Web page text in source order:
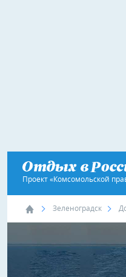
Проект «Комсомольской
Зеленоградск